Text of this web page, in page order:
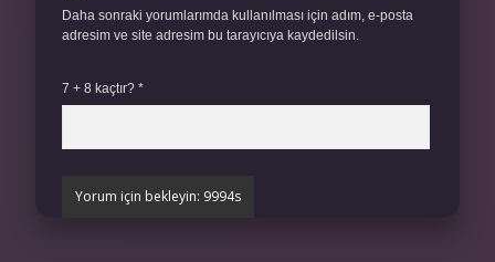
Daha sonraki yorumlarımda kullanılması için adım, e-posta
adresim ve site adresim bu tarayıcıya kaydedilsin.
7 + 8 kaçtır? *